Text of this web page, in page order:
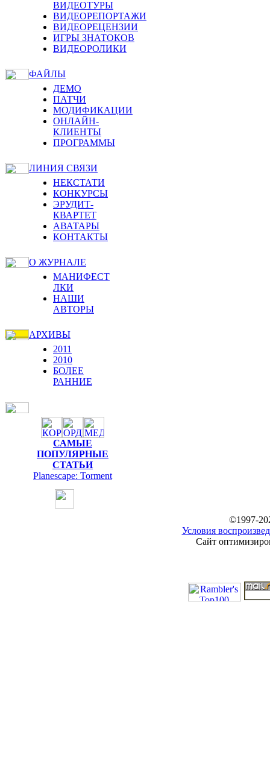
ВИДЕОТУРЫ
ВИДЕОРЕПОРТАЖИ
ВИДЕОРЕЦЕНЗИИ
ИГРЫ ЗНАТОКОВ
ВИДЕОРОЛИКИ
ФАЙЛЫ
ДЕМО
ПАТЧИ
МОДИФИКАЦИИ
ОНЛАЙН-
КЛИЕНТЫ
ПРОГРАММЫ
ЛИНИЯ СВЯЗИ
НЕКСТАТИ
КОНКУРСЫ
ЭРУДИТ-
КВАРТЕТ
АВАТАРЫ
КОНТАКТЫ
О ЖУРНАЛЕ
МАНИФЕСТ
ЛКИ
НАШИ
АВТОРЫ
АРХИВЫ
2011
2010
БОЛЕЕ
РАННИЕ
САМЫЕ
ПОПУЛЯРНЫЕ
СТАТЬИ
Planescape: Torment
©1997-
Условия
Сайт